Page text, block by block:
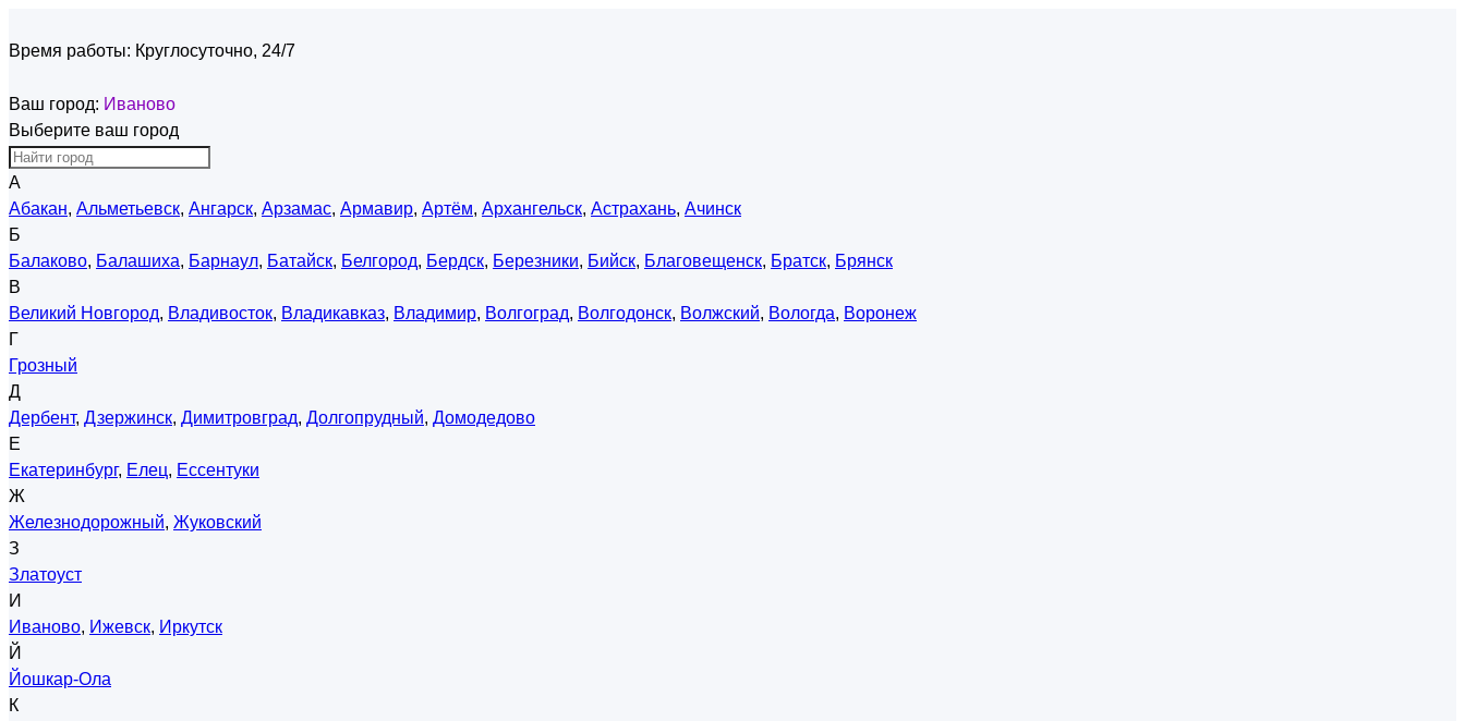
Время работы: Круглосуточно, 24/7
Ваш город: Иваново
Выберите ваш город
А
Абакан, Альметьевск, Ангарск, Арзамас, Армавир, Артём, Архангельск, Астрахань, Ачинск
Б
Балаково, Балашиха, Барнаул, Батайск, Белгород, Бердск, Березники, Бийск, Благовещенск, Братск, Брянск
В
Великий Новгород, Владивосток, Владикавказ, Владимир, Волгоград, Волгодонск, Волжский, Вологда, Воронеж
Г
Грозный
Д
Дербент, Дзержинск, Димитровград, Долгопрудный, Домодедово
Е
Екатеринбург, Елец, Ессентуки
Ж
Железнодорожный, Жуковский
З
Златоуст
И
Иваново, Ижевск, Иркутск
Й
Йошкар-Ола
К